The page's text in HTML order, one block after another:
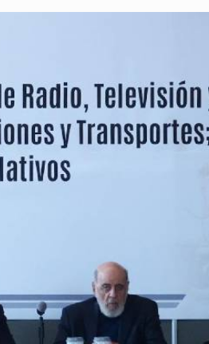
simple
Eli Castro
Artesano